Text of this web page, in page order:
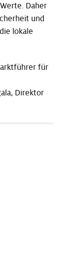
Daher
und
lokale
für
Direktor